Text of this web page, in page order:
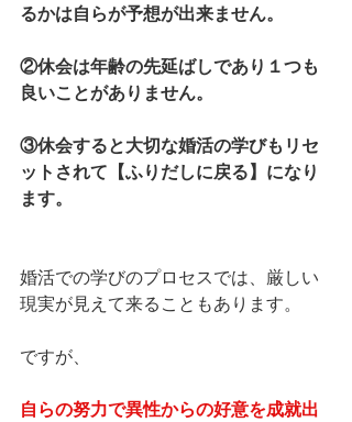
るかは自らが予想が出来ません。
②休会は年齢の先延ばしであり１つも
良いことがありません。
③休会すると大切な婚活の学びもリセ
ットされて【ふりだしに戻る】になり
ます。
婚活での学びのプロセスでは、厳しい
現実が見えて来ることもあります。
ですが、
自らの努力で異性からの好意を成就出